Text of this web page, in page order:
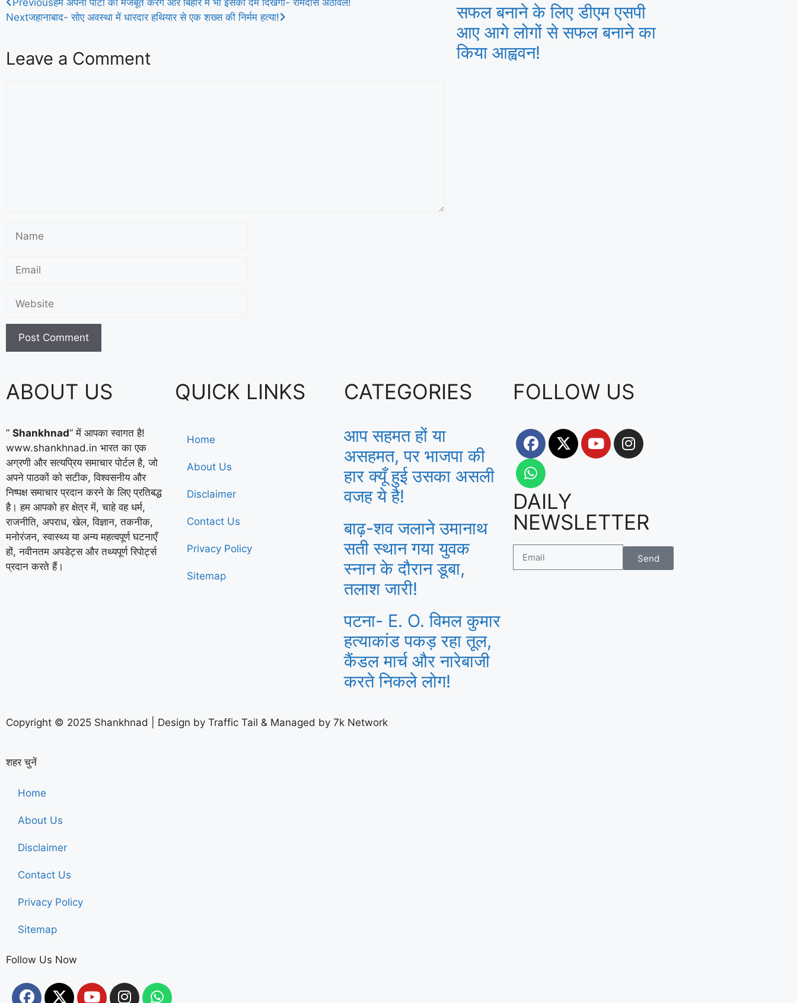
Previousहम अपनी पार्टी को मजबूत करेंगे और बिहार में भी इसका दम दिखेगा- रामदास अठावले!
Nextजहानाबाद- सोए अवस्था में धारदार हथियार से एक शख्स की निर्मम हत्या!
Leave a Comment
सफल बनाने के लिए डीएम एसपी
आए आगे लोगों से सफल बनाने का
किया आह्ववन!
ABOUT US
” Shankhnad” में आपका स्वागत है!
www.shankhnad.in भारत का एक
अग्रणी और सत्यप्रिय समाचार पोर्टल है, जो
अपने पाठकों को सटीक, विश्वसनीय और
निष्पक्ष समाचार प्रदान करने के लिए प्रतिबद्ध
है। हम आपको हर क्षेत्र में, चाहे वह धर्म,
राजनीति, अपराध, खेल, विज्ञान, तकनीक,
मनोरंजन, स्वास्थ्य या अन्य महत्वपूर्ण घटनाएँ
हों, नवीनतम अपडेट्स और तथ्यपूर्ण रिपोर्ट्स
प्रदान करते हैं।
QUICK LINKS
Home
About Us
Disclaimer
Contact Us
Privacy Policy
Sitemap
CATEGORIES
आप सहमत हों या
असहमत, पर भाजपा की
हार क्यूँ हुई उसका असली
वजह ये है!
बाढ़-शव जलाने उमानाथ
सती स्थान गया युवक
स्नान के दौरान डूबा,
तलाश जारी!
पटना- E. O. विमल कुमार
हत्याकांड पकड़ रहा तूल,
कैंडल मार्च और नारेबाजी
करते निकले लोग!
FOLLOW US
DAILY
NEWSLETTER
Send
Copyright © 2025 Shankhnad | Design by Traffic Tail & Managed by 7k Network
शहर चुनें
Home
About Us
Disclaimer
Contact Us
Privacy Policy
Sitemap
Follow Us Now